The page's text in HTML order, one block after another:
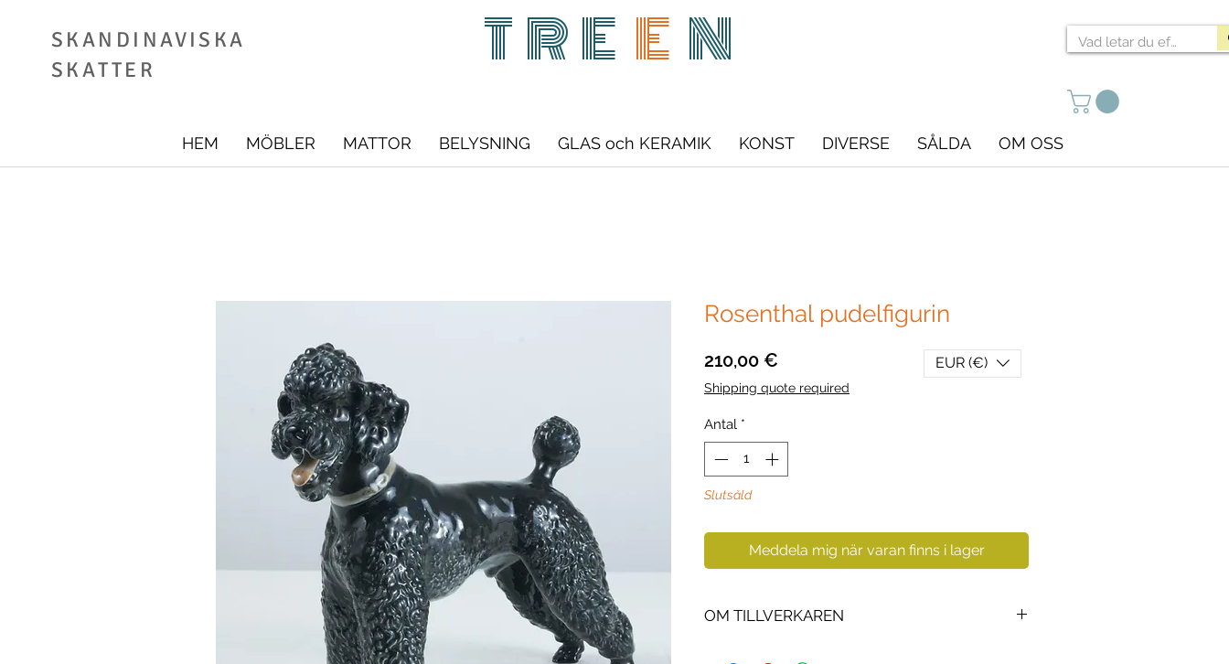
SKANDINAVISKA
SKATTER
TRE E N
HEM MÖBLER MATTOR BELYSNING GLAS och KERAMIK KONST DIVERSE SÅLDA OM OSS
Rosenthal pudelfigurin
210,00 €
Shipping quote required
Antal *
Slutsåld
Meddela mig när varan finns i lager
OM TILLVERKAREN
EUR (€)